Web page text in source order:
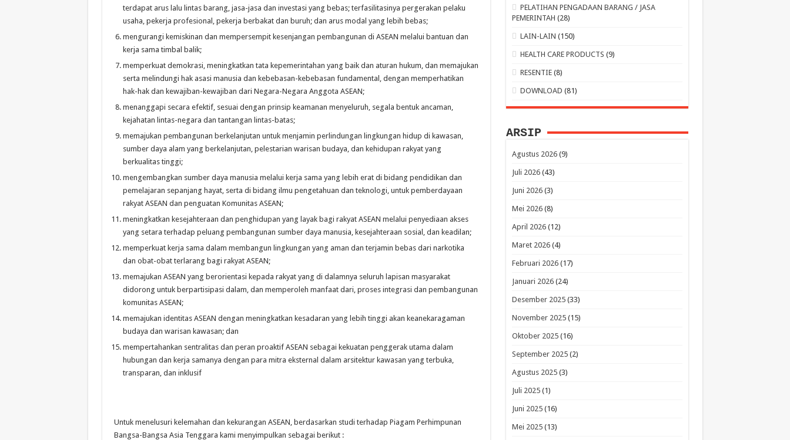
terdapat arus lalu lintas barang, jasa-jasa dan investasi yang bebas; terfasilitasinya pergerakan pelaku
usaha, pekerja profesional, pekerja berbakat dan buruh; dan arus modal yang lebih bebas;
mengurangi kemiskinan dan mempersempit kesenjangan pembangunan di ASEAN melalui bantuan dan
kerja sama timbal balik;
memperkuat demokrasi, meningkatkan tata kepemerintahan yang baik dan aturan hukum, dan memajukan
serta melindungi hak asasi manusia dan kebebasan-kebebasan fundamental, dengan memperhatikan
hak-hak dan kewajiban-kewajiban dari Negara-Negara Anggota ASEAN;
menanggapi secara efektif, sesuai dengan prinsip keamanan menyeluruh, segala bentuk ancaman,
kejahatan lintas-negara dan tantangan lintas-batas;
memajukan pembangunan berkelanjutan untuk menjamin perlindungan lingkungan hidup di kawasan,
sumber daya alam yang berkelanjutan, pelestarian warisan budaya, dan kehidupan rakyat yang
berkualitas tinggi;
mengembangkan sumber daya manusia melalui kerja sama yang lebih erat di bidang pendidikan dan
pemelajaran sepanjang hayat, serta di bidang ilmu pengetahuan dan teknologi, untuk pemberdayaan
rakyat ASEAN dan penguatan Komunitas ASEAN;
meningkatkan kesejahteraan dan penghidupan yang layak bagi rakyat ASEAN melalui penyediaan akses
yang setara terhadap peluang pembangunan sumber daya manusia, kesejahteraan sosial, dan keadilan;
memperkuat kerja sama dalam membangun lingkungan yang aman dan terjamin bebas dari narkotika
dan obat-obat terlarang bagi rakyat ASEAN;
memajukan ASEAN yang berorientasi kepada rakyat yang di dalamnya seluruh lapisan masyarakat
didorong untuk berpartisipasi dalam, dan memperoleh manfaat dari, proses integrasi dan pembangunan
komunitas ASEAN;
memajukan identitas ASEAN dengan meningkatkan kesadaran yang lebih tinggi akan keanekaragaman
budaya dan warisan kawasan; dan
mempertahankan sentralitas dan peran proaktif ASEAN sebagai kekuatan penggerak utama dalam
hubungan dan kerja samanya dengan para mitra eksternal dalam arsitektur kawasan yang terbuka,
transparan, dan inklusif
Untuk menelusuri kelemahan dan kekurangan ASEAN, berdasarkan studi terhadap Piagam Perhimpunan
Bangsa-Bangsa Asia Tenggara kami menyimpulkan sebagai berikut :
PELATIHAN PENGADAAN BARANG / JASA
PEMERINTAH (28)
LAIN-LAIN (150)
HEALTH CARE PRODUCTS (9)
RESENTIE (8)
DOWNLOAD (81)
ARSIP
Agustus 2026(9)
Juli 2026(43)
Juni 2026(3)
Mei 2026(8)
April 2026(12)
Maret 2026(4)
Februari 2026(17)
Januari 2026(24)
Desember 2025(33)
November 2025(15)
Oktober 2025(16)
September 2025(2)
Agustus 2025(3)
Juli 2025(1)
Juni 2025(16)
Mei 2025(13)